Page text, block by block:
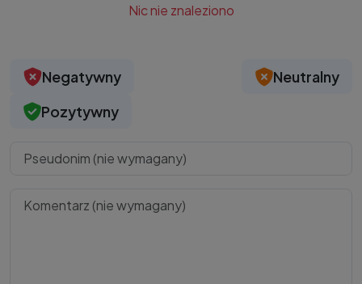
Nic nie znaleziono
Negatywny
Neutralny
Pozytywny